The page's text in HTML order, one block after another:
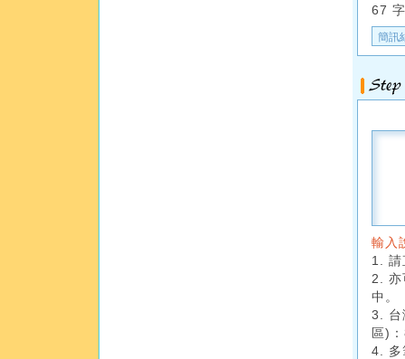
67
輸入
1. 請
2. 亦
中。
3. 台
區)
4. 多